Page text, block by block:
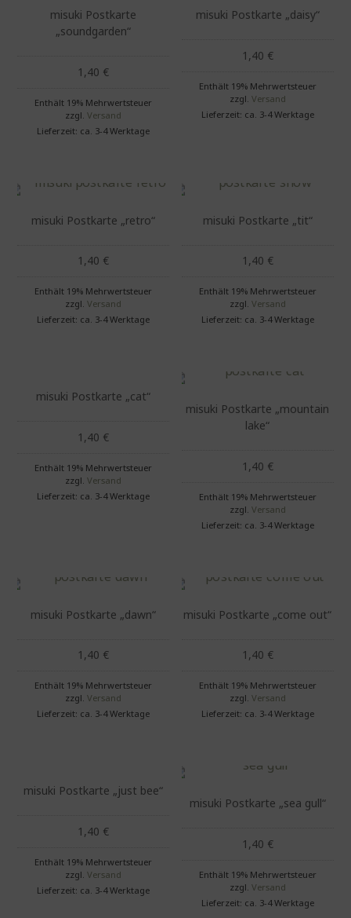
misuki Postkarte
„soundgarden“
1,40 €
Enthält 19% Mehrwertsteuer
zzgl.Versand
Lieferzeit: ca. 3-4 Werktage
misuki Postkarte „daisy“
1,40 €
Enthält 19% Mehrwertsteuer
zzgl. Versand
Lieferzeit: ca. 3-4 Werktage
misuki Postkarte „retro“
1,40 €
Enthält 19% Mehrwertsteuer
zzgl.Versand
Lieferzeit: ca. 3-4 Werktage
misuki Postkarte „tit“
1,40 €
Enthält 19% Mehrwertsteuer
zzgl. Versand
Lieferzeit: ca. 3-4 Werktage
misuki Postkarte „cat“
1,40 €
Enthält 19% Mehrwertsteuer
zzgl.Versand
Lieferzeit: ca. 3-4 Werktage
misuki Postkarte „mountain
lake“
1,40 €
Enthält 19% Mehrwertsteuer
zzgl. Versand
Lieferzeit: ca. 3-4 Werktage
misuki Postkarte „dawn“
1,40 €
Enthält 19% Mehrwertsteuer
zzgl.Versand
Lieferzeit: ca. 3-4 Werktage
misuki Postkarte „come out“
1,40 €
Enthält 19% Mehrwertsteuer
zzgl. Versand
Lieferzeit: ca. 3-4 Werktage
misuki Postkarte „just bee“
1,40 €
Enthält 19% Mehrwertsteuer
zzgl.Versand
Lieferzeit: ca. 3-4 Werktage
misuki Postkarte „sea gull“
1,40 €
Enthält 19% Mehrwertsteuer
zzgl. Versand
Lieferzeit: ca. 3-4 Werktage